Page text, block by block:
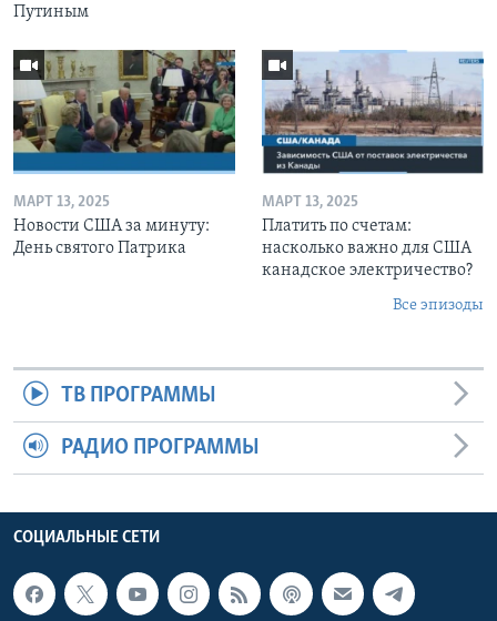
Путиным
МАРТ 13, 2025
Новости США за минуту:
День святого Патрика
МАРТ 13, 2025
Платить по счетам:
насколько важно для США
канадское электричество?
Все эпизоды
ТВ ПРОГРАММЫ
РАДИО ПРОГРАММЫ
СОЦИАЛЬНЫЕ СЕТИ